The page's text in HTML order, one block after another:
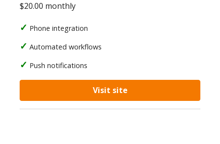
$20.00 monthly
Phone integration
Automated workflows
Push notifications
Visit site